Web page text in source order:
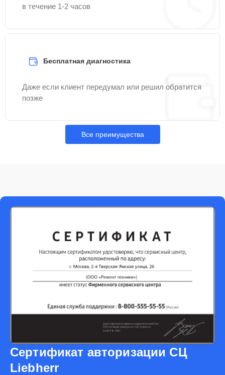
в течение 1-2 часов
Бесплатная диагностика
Даже если клиент передумал или решил обратится
позже
Все преимущества
Сертификат авторизации СЦ
Liebherr